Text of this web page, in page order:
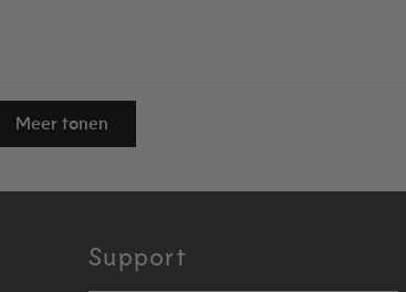
Laden...
Meer tonen
Support